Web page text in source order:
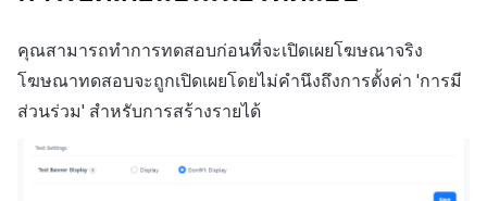
คุณสามารถทำการทดสอบก่อนที่จะเปิดเผยโฆษณาจริง
โฆษณาทดสอบจะถูกเปิดเผยโดยไม่คำนึงถึงการตั้งค่า 'การมี
ส่วนร่วม' สำหรับการสร้างรายได้